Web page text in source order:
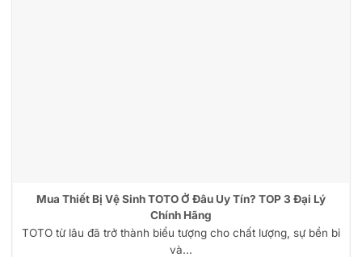
Mua Thiết Bị Vệ Sinh TOTO Ở Đâu Uy Tín? TOP 3 Đại Lý
Chính Hãng
TOTO từ lâu đã trở thành biểu tượng cho chất lượng, sự bền bỉ
và...